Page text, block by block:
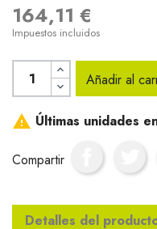
164,11 €
Impuestos incluidos
Añadir al
 Últimas unidades
Compartir
Detalles del